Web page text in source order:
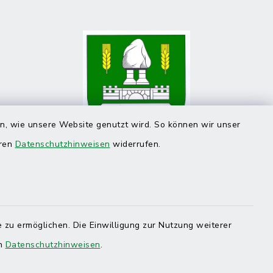
wie unsere Website genutzt wird. So können wir unser
Datenschutzhinweisen widerrufen.
ermöglichen. Die Einwilligung zur Nutzung weiterer
Datenschutzhinweisen.